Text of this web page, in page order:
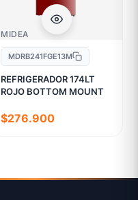
MIDEA
MDRB241FGE13M
REFRIGERADOR 174LT
ROJO BOTTOM MOUNT
$276.900